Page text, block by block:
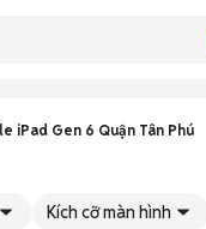
iPad Gen 6 Quận Tân Phú
Kích cỡ màn hình